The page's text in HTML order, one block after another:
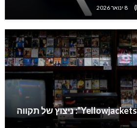
8 ינואר 2026
פרק הסיום של "Yellowjackets": ניצוץ של תקווה